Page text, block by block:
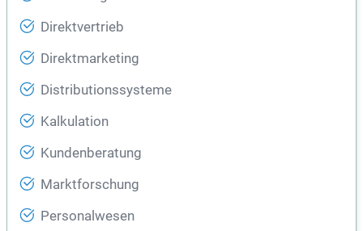
Direktvertrieb
Direktmarketing
Distributionssysteme
Kalkulation
Kundenberatung
Marktforschung
Personalwesen